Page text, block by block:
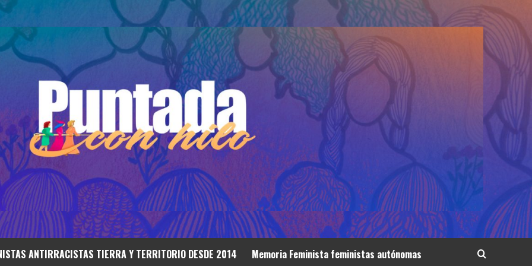
ANTIRRACISTAS TIERRA Y TERRITORIO DESDE 2014 Memoria Feminista feministas autónomas